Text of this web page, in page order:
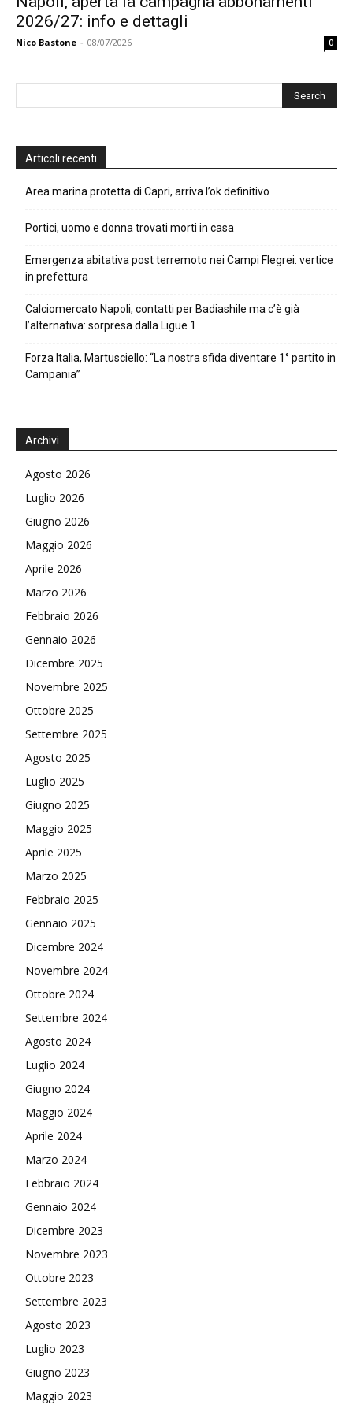
2026/27: info e dettagli
Nico Bastone - 08/07/2026 0
Articoli recenti
Area marina protetta di Capri, arriva l’ok definitivo
Portici, uomo e donna trovati morti in casa
Emergenza abitativa post terremoto nei Campi Flegrei: vertice
in prefettura
Calciomercato Napoli, contatti per Badiashile ma c’è già
l’alternativa: sorpresa dalla Ligue 1
Forza Italia, Martusciello: “La nostra sfida diventare 1° partito in
Campania”
Archivi
Agosto 2026
Luglio 2026
Giugno 2026
Maggio 2026
Aprile 2026
Marzo 2026
Febbraio 2026
Gennaio 2026
Dicembre 2025
Novembre 2025
Ottobre 2025
Settembre 2025
Agosto 2025
Luglio 2025
Giugno 2025
Maggio 2025
Aprile 2025
Marzo 2025
Febbraio 2025
Gennaio 2025
Dicembre 2024
Novembre 2024
Ottobre 2024
Settembre 2024
Agosto 2024
Luglio 2024
Giugno 2024
Maggio 2024
Aprile 2024
Marzo 2024
Febbraio 2024
Gennaio 2024
Dicembre 2023
Novembre 2023
Ottobre 2023
Settembre 2023
Agosto 2023
Luglio 2023
Giugno 2023
Maggio 2023